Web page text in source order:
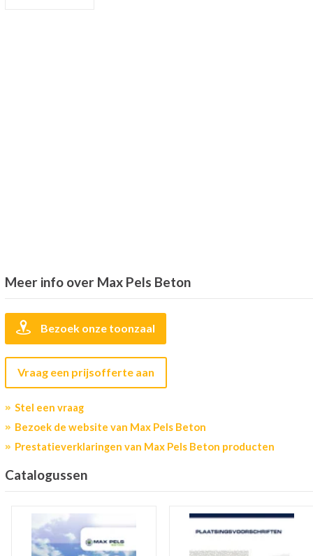
Meer info over Max Pels Beton
Bezoek onze toonzaal
Vraag een prijsofferte aan
Stel een vraag
Bezoek de website van Max Pels Beton
Prestatieverklaringen van Max Pels Beton producten
Catalogussen